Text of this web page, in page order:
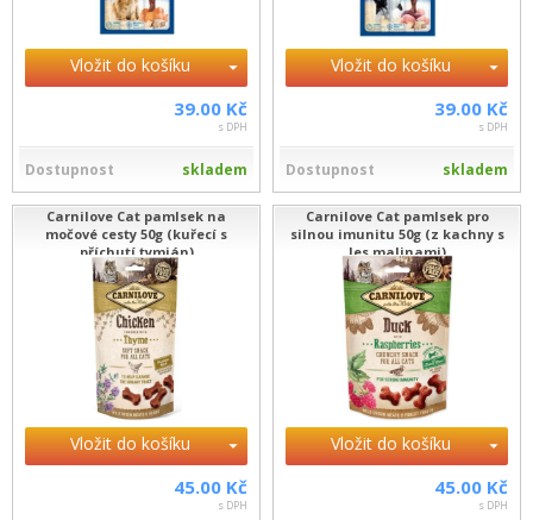
Vložit do košíku
39.00 Kč
s DPH
Dostupnost skladem
Vložit do košíku
39.00 Kč
s DPH
Dostupnost skladem
Carnilove Cat pamlsek na
močové cesty 50g (kuřecí s
příchutí tymián)
Vložit do košíku
45.00 Kč
s DPH
Carnilove Cat pamlsek pro
silnou imunitu 50g (z kachny s
les.malinami)
Vložit do košíku
45.00 Kč
s DPH